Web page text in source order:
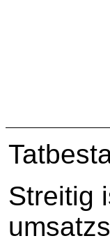
Streitig